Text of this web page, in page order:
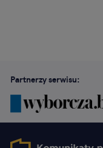
Partnerzy serwisu: